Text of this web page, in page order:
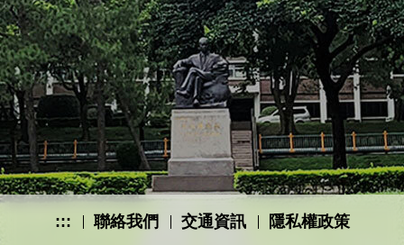
::: 聯絡我們 交通資訊
隱私權政策